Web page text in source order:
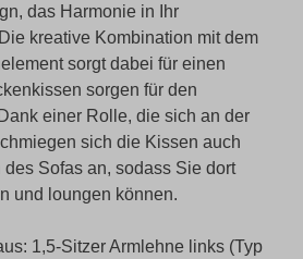
das Harmonie in Ihr
kreative Kombination mit dem
sorgt dabei für einen
sorgen für den
einer Rolle, die sich an der
sich die Kissen auch
Sofas an, sodass Sie dort
und loungen können.
1,5-Sitzer Armlehne links (Typ